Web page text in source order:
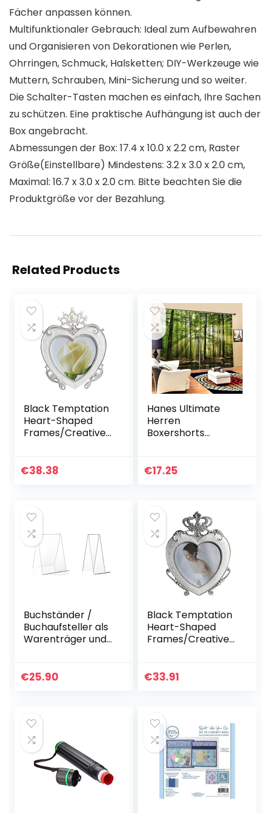
Fächer anpassen können.
Multifunktionaler Gebrauch: Ideal zum Aufbewahren
und Organisieren von Dekorationen wie Perlen,
Ohrringen, Schmuck, Halsketten; DIY-Werkzeuge wie
Muttern, Schrauben, Mini-Sicherung und so weiter.
Die Schalter-Tasten machen es einfach, Ihre Sachen
zu schützen. Eine praktische Aufhängung ist auch der
Box angebracht.
Abmessungen der Box: 17.4 x 10.0 x 2.2 cm, Raster
Größe(Einstellbare) Mindestens: 3.2 x 3.0 x 2.0 cm,
Maximal: 16.7 x 3.0 x 2.0 cm. Bitte beachten Sie die
Produktgröße vor der Bezahlung.
Related Products
Black Temptation
Heart-Shaped
Frames/Creative
rrahmen-Weiß
€38.38
Hanes Ultimate
Herren
Boxershorts
€17.25
Buchständer /
Buchaufsteller als
Warenträger und
original PLEXIGLAS
€25.90
Black Temptation
Heart-Shaped
Frames/Creative
rrahmen-Weiß-2
€33.91